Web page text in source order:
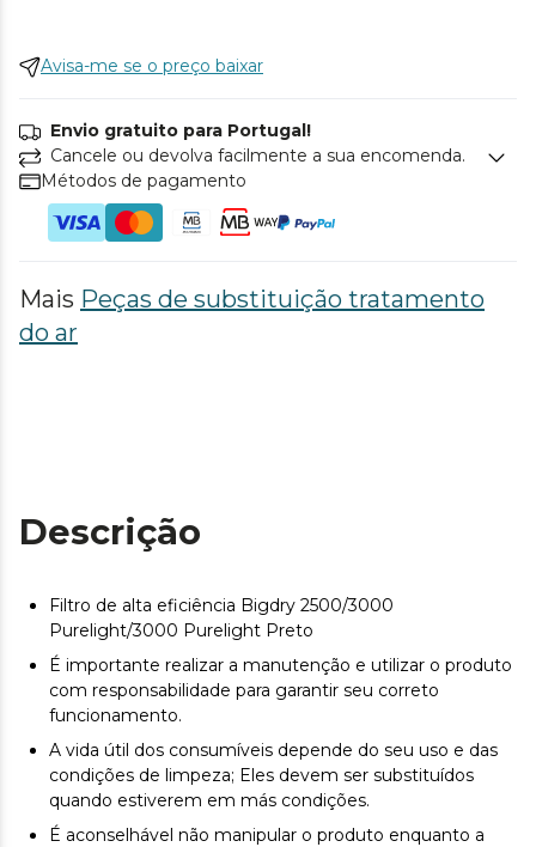
Avisa-me se o preço baixar
Envio gratuito para Portugal!
Cancele ou devolva facilmente a sua encomenda.
Métodos de pagamento
Mais Peças de substituição tratamento
do ar
Descrição
Filtro de alta eficiência Bigdry 2500/3000
Purelight/3000 Purelight Preto
É importante realizar a manutenção e utilizar o produto
com responsabilidade para garantir seu correto
funcionamento.
A vida útil dos consumíveis depende do seu uso e das
condições de limpeza; Eles devem ser substituídos
quando estiverem em más condições.
É aconselhável não manipular o produto enquanto a